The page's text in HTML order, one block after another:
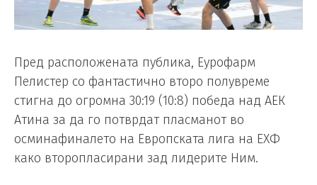
Пред расположената публика, Еурофарм
Пелистер со фантастично второ полувреме
стигна до огромна 30:19 (10:8) победа над АЕК
Атина за да го потврдат пласманот во
осминафиналето на Европската лига на ЕХФ
како второпласирани зад лидерите Ним.